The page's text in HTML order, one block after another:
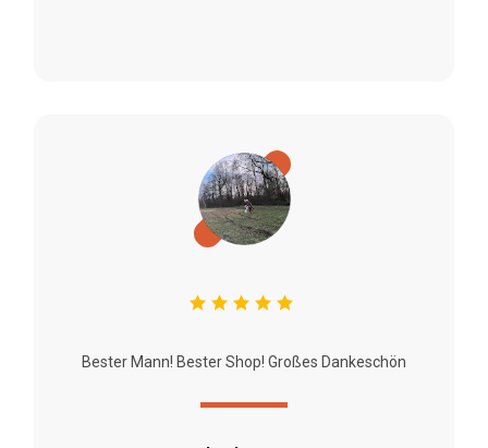
Bester Mann! Bester Shop! Großes Dankeschön